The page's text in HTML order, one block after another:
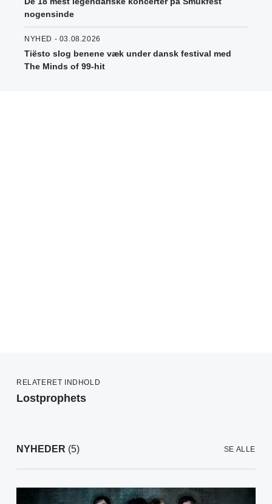
nogensinde
NYHED - 03.08.2026
Tiësto slog benene væk under dansk festival med
The Minds of 99-hit
RELATERET INDHOLD
Lostprophets
NYHEDER (5) SE ALLE